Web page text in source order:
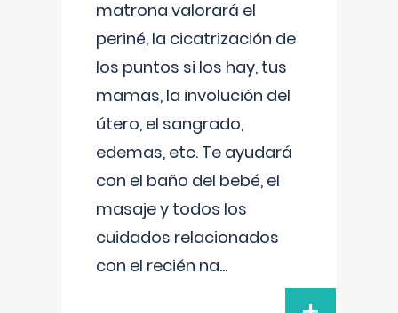
matrona valorará el
periné, la cicatrización de
los puntos si los hay, tus
mamas, la involución del
útero, el sangrado,
edemas, etc. Te ayudará
con el baño del bebé, el
masaje y todos los
cuidados relacionados
con el recién na...